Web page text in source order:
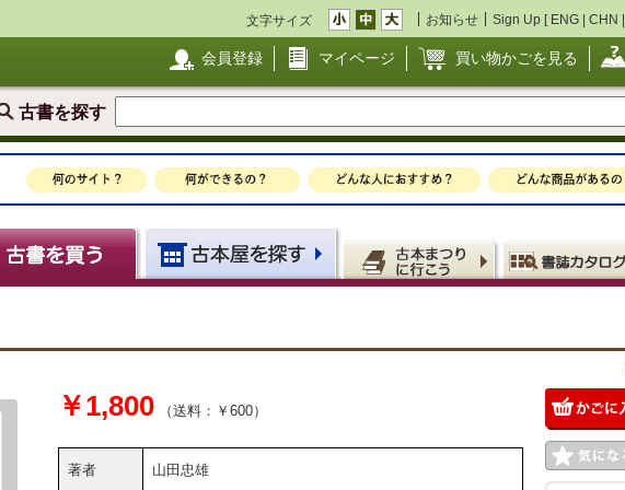
文字サイズ お知らせ Sign Up [ ENG | CHN |
会員登録 マイページ 買い物かごを見る
古書を探す
￥1,800 （送料：￥600）
著者 山田忠雄